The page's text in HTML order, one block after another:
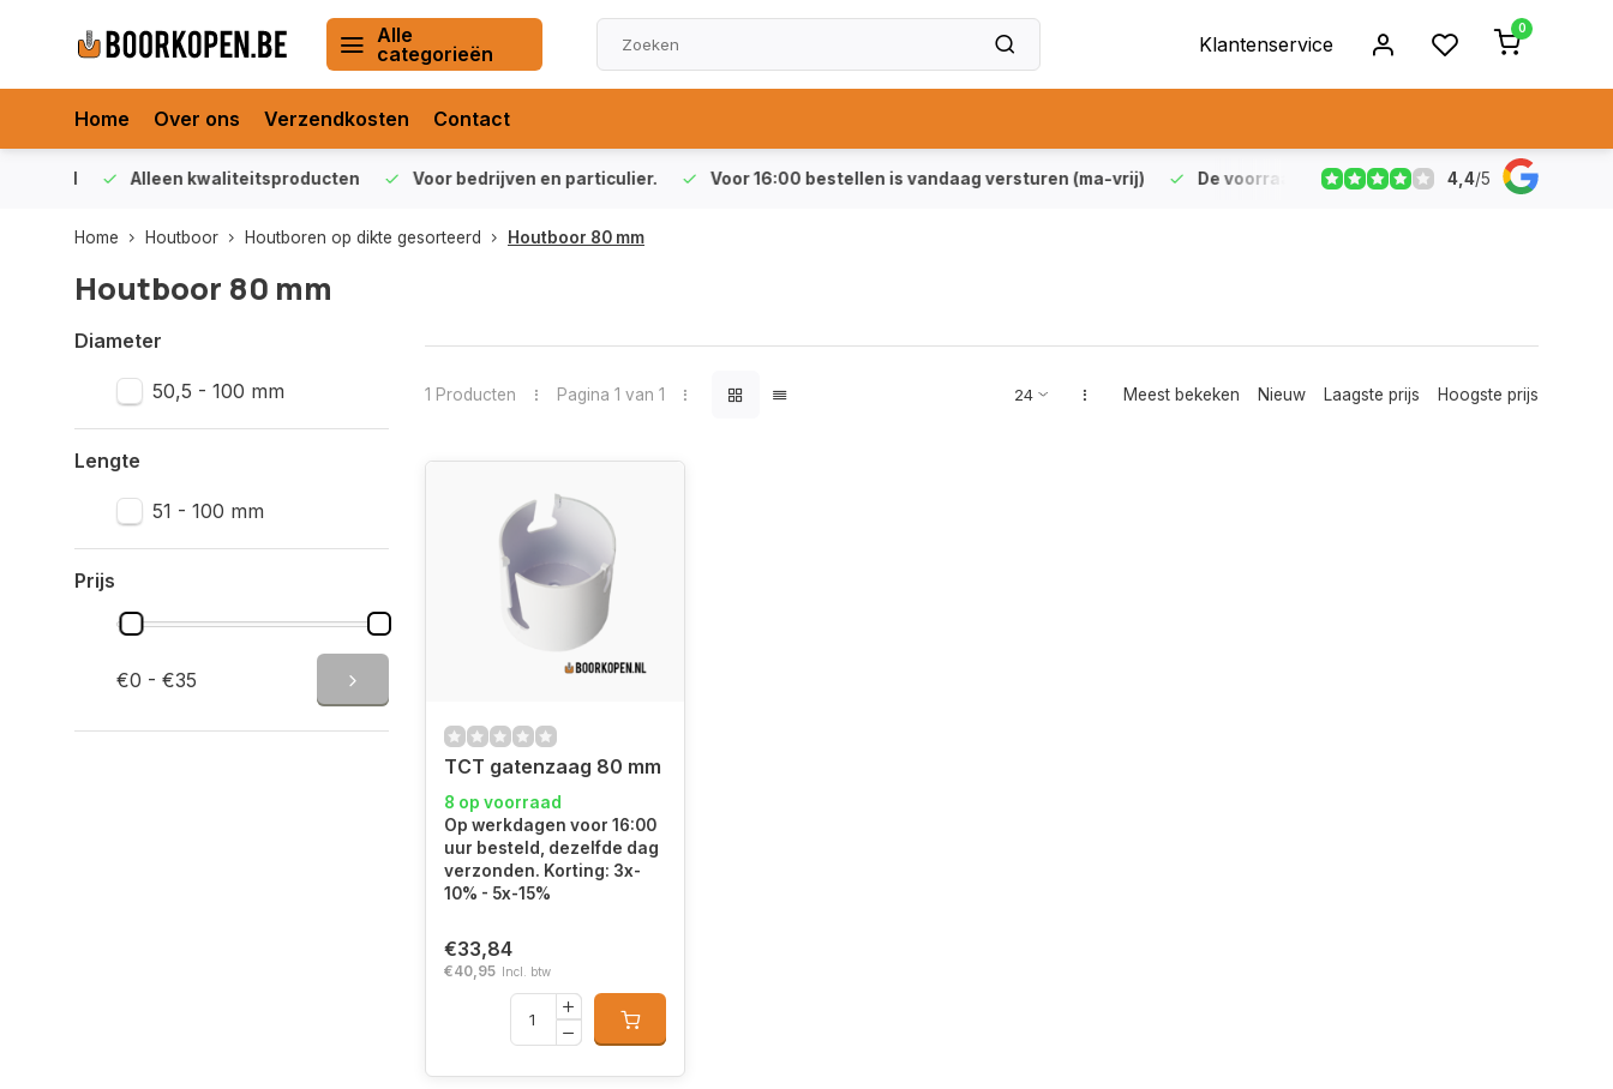
Alle
categorieën
Klantenservice
0
Home Over ons Verzendkosten Contact
Alleen kwaliteitsproducten Voor bedrijven en particulier. Voor 16:00 bestellen is vandaag versturen (ma-vrij) De voorraad die aangegeven staat is ook echt op
4,4/5
Home Houtboor Houtboren op dikte gesorteerd Houtboor 80 mm
Houtboor 80 mm
Diameter
50,5 - 100 mm
Lengte
51 - 100 mm
Prijs
€0 - €35
1 Producten Pagina 1 van 1 Meest bekeken Nieuw Laagste prijs Hoogste prijs
TCT gatenzaag 80 mm
8 op voorraad
Op werkdagen voor 16:00
uur besteld, dezelfde dag
verzonden. Korting: 3x-
10% - 5x-15%
€33,84
€40,95 Incl. btw